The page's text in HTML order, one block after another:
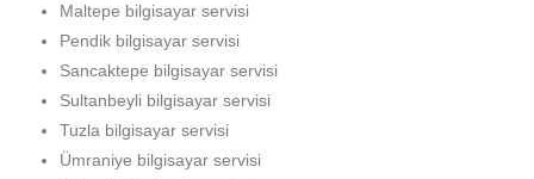
Maltepe bilgisayar servisi
Pendik bilgisayar servisi
Sancaktepe bilgisayar servisi
Sultanbeyli bilgisayar servisi
Tuzla bilgisayar servisi
Ümraniye bilgisayar servisi